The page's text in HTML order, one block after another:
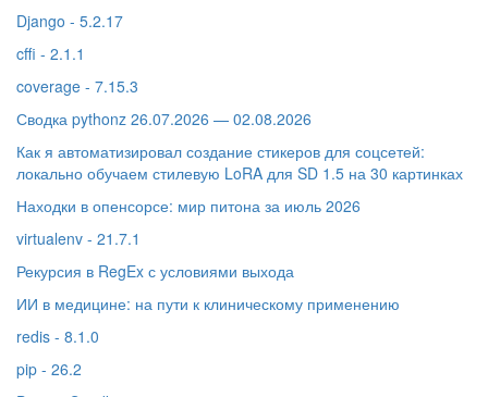
Django - 5.2.17
cffi - 2.1.1
coverage - 7.15.3
Сводка pythonz 26.07.2026 — 02.08.2026
Как я автоматизировал создание стикеров для соцсетей:
локально обучаем стилевую LoRA для SD 1.5 на 30 картинках
Находки в опенсорсе: мир питона за июль 2026
virtualenv - 21.7.1
Рекурсия в RegEx с условиями выхода
ИИ в медицине: на пути к клиническому применению
redis - 8.1.0
pip - 26.2